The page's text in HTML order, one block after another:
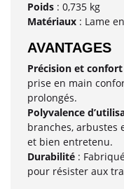
Poids : 0,735 kg
Matériaux : Lame
AVANTAGES
Précision et confort
prise en main
prolongés.
Polyvalence
branches,
et bien entretenu.
Durabilité :
pour résister aux